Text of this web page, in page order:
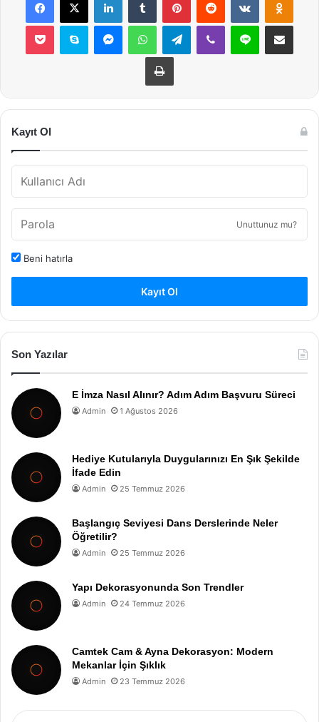
Pocket Skype MessengerWhatsAppTelegramViber Line E-Posta ile
Yazdır
Kayıt Ol
Unuttunuz mu?
Beni hatırla
Kayıt Ol
Son Yazılar
E İmza Nasıl Alınır? Adım Adım Başvuru Süreci
Admin 1 Ağustos 2026
Hediye Kutularıyla Duygularınızı En Şık Şekilde
İfade Edin
Admin 25 Temmuz 2026
Başlangıç Seviyesi Dans Derslerinde Neler
Öğretilir?
Admin 25 Temmuz 2026
Yapı Dekorasyonunda Son Trendler
Admin 24 Temmuz 2026
Camtek Cam & Ayna Dekorasyon: Modern
Mekanlar İçin Şıklık
Admin 23 Temmuz 2026